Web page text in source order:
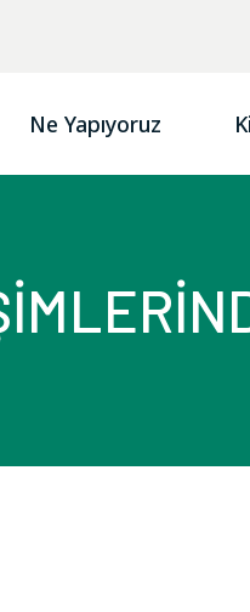
Ne Yapıyoruz